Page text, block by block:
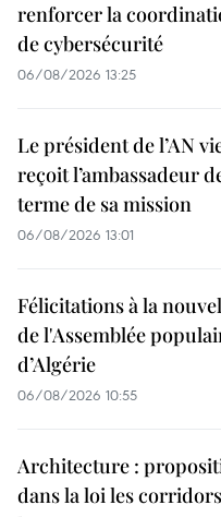
renforcer la
de cybersécurité
06/08/2026 13:25
Le président de l’AN
reçoit l’ambassadeur
terme de sa mission
06/08/2026 13:01
Félicitations à la
de l'Assemblée
d’Algérie
06/08/2026 10:55
Architecture :
dans la loi les